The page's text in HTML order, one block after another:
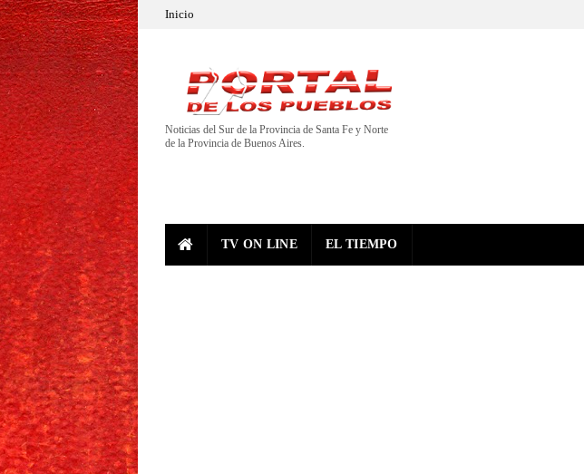
Inicio
Noticias del Sur de la Provincia de Santa Fe y Norte
de la Provincia de Buenos Aires.
TV ON LINE EL TIEMPO